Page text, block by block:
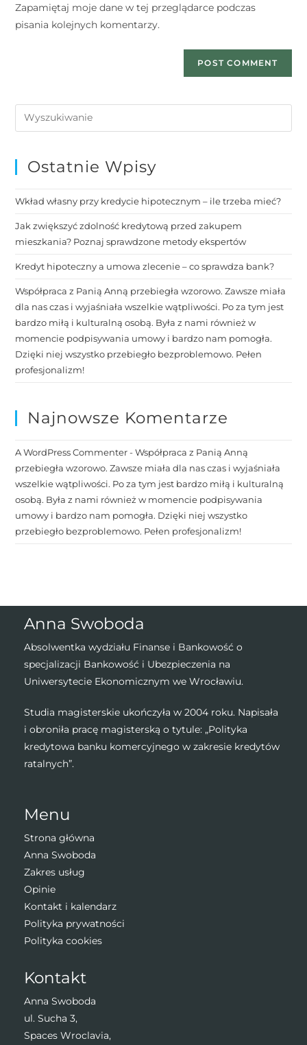
Zapamiętaj moje dane w tej przeglądarce podczas
pisania kolejnych komentarzy.
Ostatnie Wpisy
Wkład własny przy kredycie hipotecznym – ile trzeba mieć?
Jak zwiększyć zdolność kredytową przed zakupem
mieszkania? Poznaj sprawdzone metody ekspertów
Kredyt hipoteczny a umowa zlecenie – co sprawdza bank?
Współpraca z Panią Anną przebiegła wzorowo. Zawsze miała
dla nas czas i wyjaśniała wszelkie wątpliwości. Po za tym jest
bardzo miłą i kulturalną osobą. Była z nami również w
momencie podpisywania umowy i bardzo nam pomogła.
Dzięki niej wszystko przebiegło bezproblemowo. Pełen
profesjonalizm!
Najnowsze Komentarze
A WordPress Commenter-Współpraca z Panią Anną
przebiegła wzorowo. Zawsze miała dla nas czas i wyjaśniała
wszelkie wątpliwości. Po za tym jest bardzo miłą i kulturalną
osobą. Była z nami również w momencie podpisywania
umowy i bardzo nam pomogła. Dzięki niej wszystko
przebiegło bezproblemowo. Pełen profesjonalizm!
Anna Swoboda
Absolwentka wydziału Finanse i Bankowość o
specjalizacji Bankowość i Ubezpieczenia na
Uniwersytecie Ekonomicznym we Wrocławiu.
Studia magisterskie ukończyła w 2004 roku. Napisała
i obroniła pracę magisterską o tytule: „Polityka
kredytowa banku komercyjnego w zakresie kredytów
ratalnych”.
Menu
Strona główna
Anna Swoboda
Zakres usług
Opinie
Kontakt i kalendarz
Polityka prywatności
Polityka cookies
Kontakt
Anna Swoboda
ul. Sucha 3,
Spaces Wroclavia,